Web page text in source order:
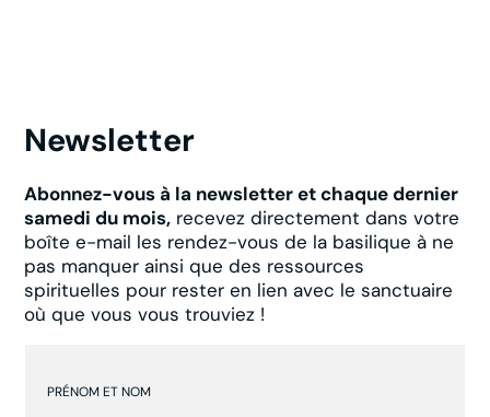
Newsletter
Abonnez-vous à la newsletter et chaque dernier
samedi du mois, recevez directement dans votre
boîte e-mail les rendez-vous de la basilique à ne
pas manquer ainsi que des ressources
spirituelles pour rester en lien avec le sanctuaire
où que vous vous trouviez !
PRÉNOM ET NOM